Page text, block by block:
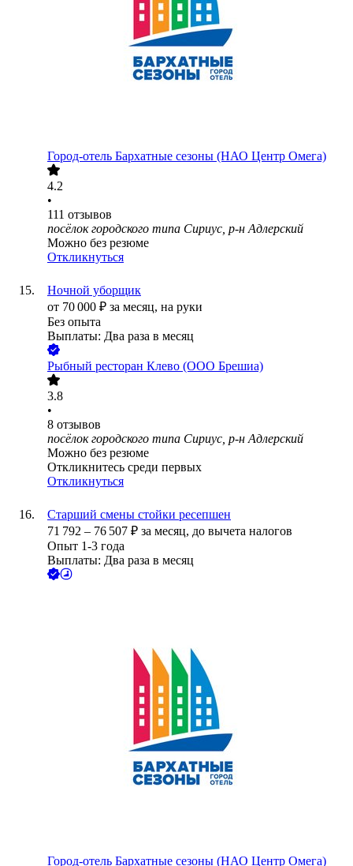
Город-отель Бархатные сезоны (НАО Центр Омега)
4.2
•
111 отзывов
посёлок городского типа Сириус, р-н Адлерский
Можно без резюме
Откликнуться
Ночной уборщик
от 70 000 ₽ за месяц, на руки
Без опыта
Выплаты: Два раза в месяц
Рыбный ресторан Клево (ООО Брешиа)
3.8
•
8 отзывов
посёлок городского типа Сириус, р-н Адлерский
Можно без резюме
Откликнитесь среди первых
Откликнуться
Старший смены стойки ресепшен
71 792 – 76 507 ₽ за месяц, до вычета налогов
Опыт 1-3 года
Выплаты: Два раза в месяц
Город-отель Бархатные сезоны (НАО Центр Омега)